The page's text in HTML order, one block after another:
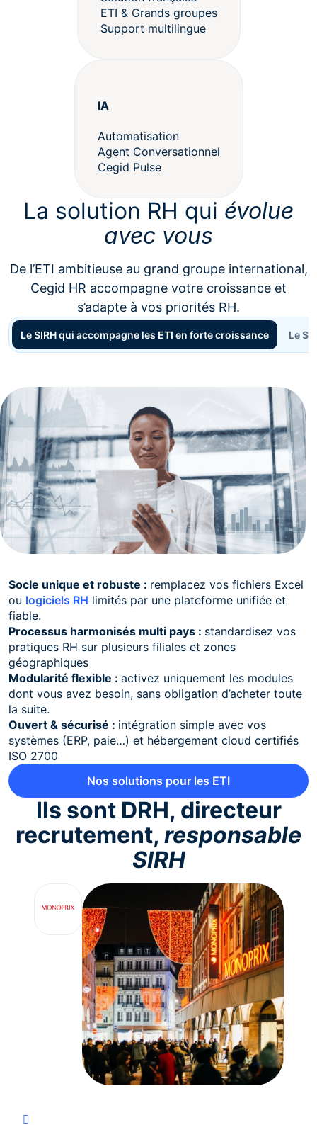
ETI & Grands groupes
Support multilingue
IA
Automatisation
Agent Conversationnel
Cegid Pulse
La solution RH qui évolue
avec vous
De l’ETI ambitieuse au grand groupe international,
Cegid HR accompagne votre croissance et
s’adapte à vos priorités RH.
Le SIRH qui accompagne les ETI en forte croissance Le
Socle unique et robuste : remplacez vos fichiers Excel
ou logiciels RH limités par une plateforme unifiée et
fiable.
Processus harmonisés multi pays : standardisez vos
pratiques RH sur plusieurs filiales et zones
géographiques
Modularité flexible : activez uniquement les modules
dont vous avez besoin, sans obligation d’acheter toute
la suite.
Ouvert & sécurisé : intégration simple avec vos
systèmes (ERP, paie…) et hébergement cloud certifiés
ISO 2700
Nos solutions pour les ETI
Ils sont DRH, directeur
recrutement, responsable
SIRH